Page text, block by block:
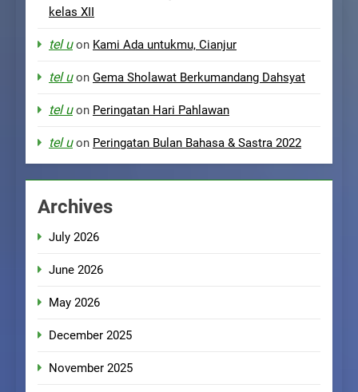
kelas XII
tel uon Kami Ada untukmu, Cianjur
tel uon Gema Sholawat Berkumandang Dahsyat
tel uon Peringatan Hari Pahlawan
tel uon Peringatan Bulan Bahasa & Sastra 2022
Archives
July 2026
June 2026
May 2026
December 2025
November 2025